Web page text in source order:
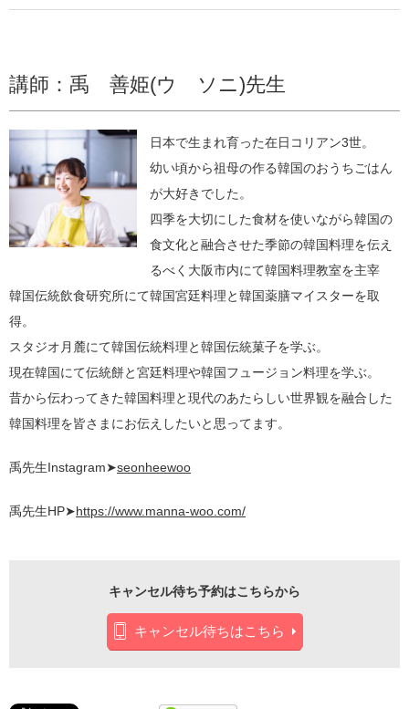
講師：禹 善姫(ウ ソニ)先生
日本で生まれ育った在日コリアン3世。
幼い頃から祖母の作る韓国のおうちごはん
が大好きでした。
四季を大切にした食材を使いながら韓国の
食文化と融合させた季節の韓国料理を伝え
るべく大阪市内にて韓国料理教室を主宰
韓国伝統飲食研究所にて韓国宮廷料理と韓国薬膳マイスターを取
得。
スタジオ月麓にて韓国伝統料理と韓国伝統菓子を学ぶ。
現在韓国にて伝統餅と宮廷料理や韓国フュージョン料理を学ぶ。
昔から伝わってきた韓国料理と現代のあたらしい世界観を融合した
韓国料理を皆さまにお伝えしたいと思ってます。
禹先生Instagram➤seonheewoo
禹先生HP➤https://www.manna-woo.com/
キャンセル待ち予約はこちらから
キャンセル待ちはこちら